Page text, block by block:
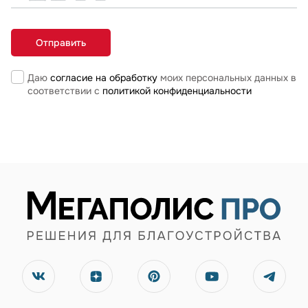
Даю согласие на обработкумоих персональных данных в
соответствии с политикой конфиденциальности